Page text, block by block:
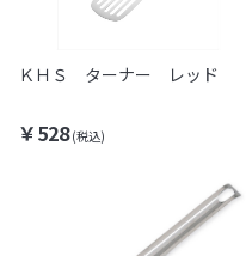
ＫＨＳ ターナー レッド
￥528